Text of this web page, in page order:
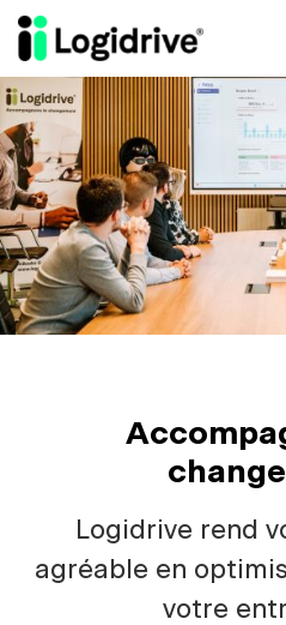
Aller au contenu principal
Logidrive rend
agréable en
votre